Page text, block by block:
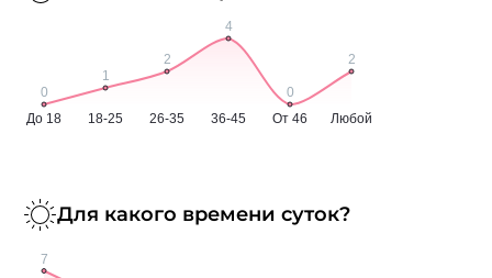
Для какого времени суток?